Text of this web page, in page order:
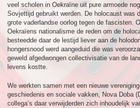
veel scholen in Oekraïne uit pure armoede
Sovjettijd gebruikt werden. De holocaust was
grote vaderlandse oorlog tegen de fascisten.
Oekraïens nationalisme de reden om de
besteedde daar de lestijd liever aan de
hongersnood werd aangeduid die was
geweld afgedwongen collectivisatie van de
levens kostte.
We werkten samen met een nieuwe
geschiedenis en sociale vakken, Nova Doba
collega’s daar verwijderden zich inhoudelijk